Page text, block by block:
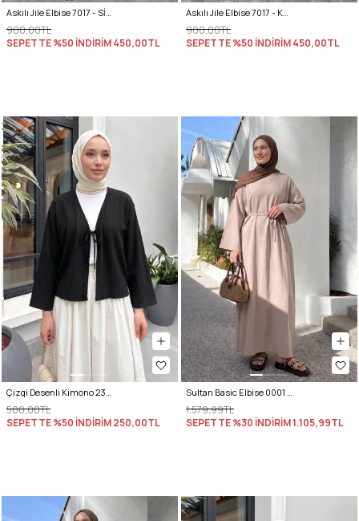
900,00TL
SEPETTE %50 İNDİRİM450,00TL
900,00TL
SEPETTE %50 İNDİRİM450,00TL
500,00TL
SEPETTE %50 İNDİRİM250,00TL
1.579,99TL
SEPETTE %30 İNDİRİM1.105,99TL